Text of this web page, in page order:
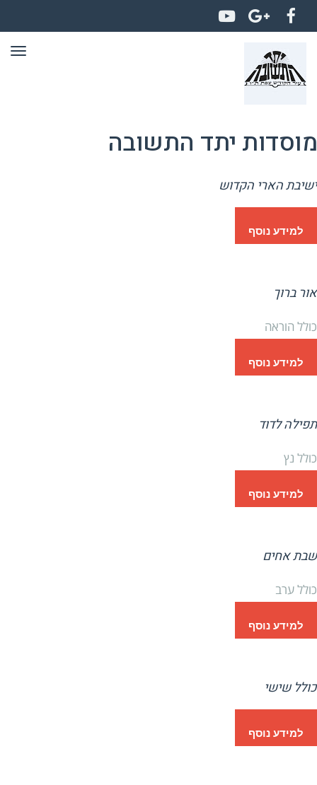
Facebook
Google+
YouTube
מוסדות יתד התשובה
ישיבת הארי הקדוש
למידע נוסף
אור ברוך
כולל הוראה
למידע נוסף
תפילה לדוד
כולל נץ
למידע נוסף
שבת אחים
כולל ערב
למידע נוסף
כולל שישי
למידע נוסף